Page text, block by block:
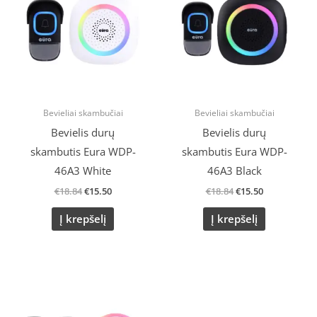
Bevieliai skambučiai
Bevielis durų
skambutis Eura WDP-
46A3 White
€18.84
€18.84.
€15.50
€15.50.
Į krepšelį
Bevieliai skambučiai
Bevielis durų
skambutis Eura WDP-
46A3 Black
€18.84
€18.84.
€15.50
€15.50.
Į krepšelį